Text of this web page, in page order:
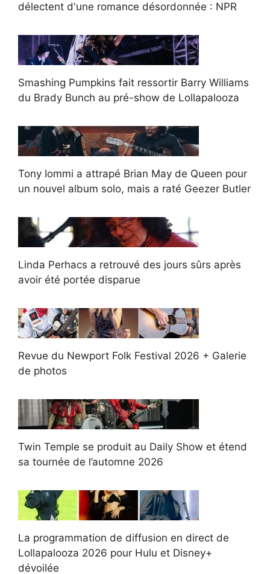
délectent d'une romance désordonnée : NPR
Smashing Pumpkins fait ressortir Barry Williams
du Brady Bunch au pré-show de Lollapalooza
Tony Iommi a attrapé Brian May de Queen pour
un nouvel album solo, mais a raté Geezer Butler
Linda Perhacs a retrouvé des jours sûrs après
avoir été portée disparue
Revue du Newport Folk Festival 2026 + Galerie
de photos
Twin Temple se produit au Daily Show et étend
sa tournée de l’automne 2026
La programmation de diffusion en direct de
Lollapalooza 2026 pour Hulu et Disney+
dévoilée